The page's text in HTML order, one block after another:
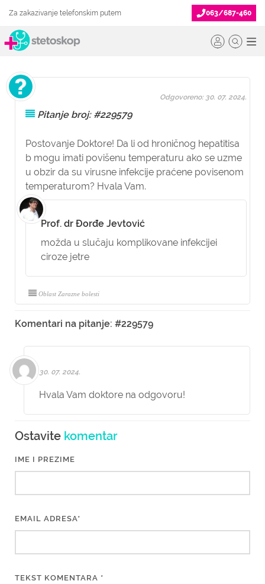
Za zakazivanje telefonskim putem 063/687-460
Pitanje broj: #229579
Postovanje Doktore! Da li od hroničnog hepatitisa
b mogu imati povišenu temperaturu ako se uzme
u obzir da su virusne infekcije praćene povisenom
temperaturom? Hvala Vam.
Odgovoreno: 30. 07. 2024.
Prof. dr Đorđe Jevtović
možda u slučaju komplikovane infekcijei
ciroze jetre
Oblast Zarazne bolesti
Komentari na pitanje: #229579
30. 07. 2024.
Hvala Vam doktore na odgovoru!
Ostavite komentar
IME I PREZIME
EMAIL ADRESA*
TEKST KOMENTARA *